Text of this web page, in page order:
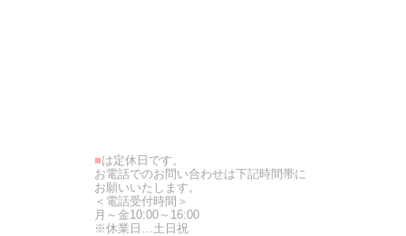
■は定休日です。
お電話でのお問い合わせは下記時間帯に
お願いいたします。
＜電話受付時間＞
月～金10:00～16:00
※休業日…土日祝